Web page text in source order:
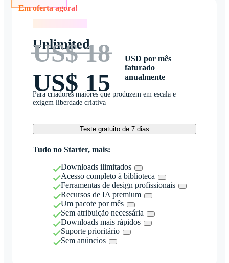
Unlimited
US$ 18
US$ 15
USD por mês
faturado
anualmente
Para criadores maiores que produzem em escala e
exigem liberdade criativa
Teste gratuito de 7 dias
Tudo no Starter, mais:
Downloads ilimitados
Acesso completo à biblioteca
Ferramentas de design profissionais
Recursos de IA premium
Um pacote por mês
Sem atribuição necessária
Downloads mais rápidos
Suporte prioritário
Sem anúncios